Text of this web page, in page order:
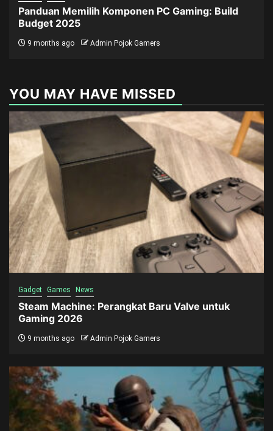
Panduan Memilih Komponen PC Gaming: Build
Budget 2025
9 months ago Admin Pojok Gamers
YOU MAY HAVE MISSED
Gadget Games News
Steam Machine: Perangkat Baru Valve untuk
Gaming 2026
9 months ago Admin Pojok Gamers